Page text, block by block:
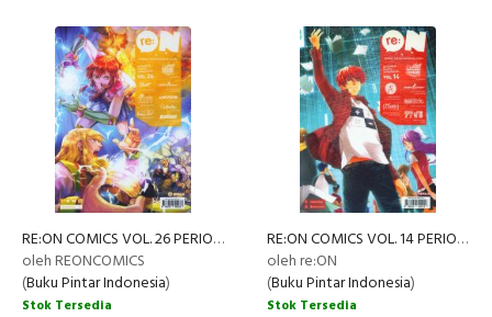
RE:ON COMICS VOL. 26 PERIODICAL COMICS COMPILATION
oleh REONCOMICS
(Buku Pintar Indonesia)
Stok Tersedia
RE:ON COMICS VOL. 14 PERIODICAL COMICS COMPILATION
oleh re:ON
(Buku Pintar Indonesia)
Stok Tersedia